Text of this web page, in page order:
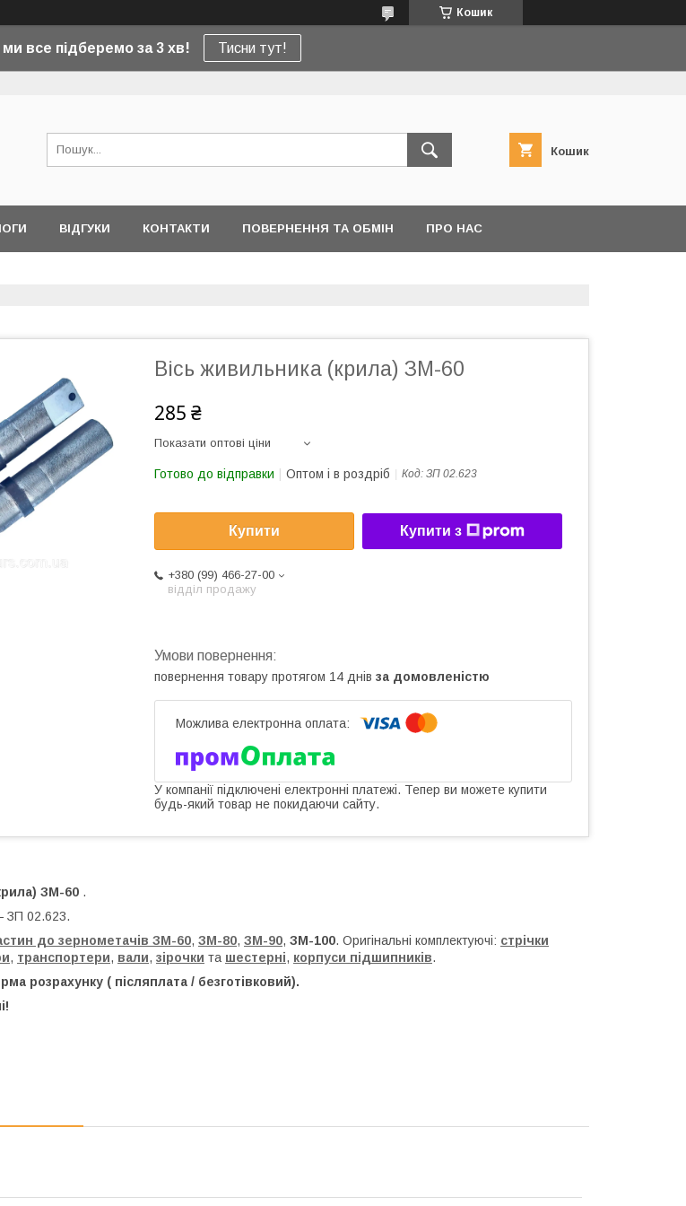
Кошик
все підберемо за 3 хв! Тисни тут!
Кошик
ВІДГУКИ КОНТАКТИ ПОВЕРНЕННЯ ТА ОБМІН ПРО НАС
Вісь живильника (крила) ЗМ-60
285 ₴
Показати оптові ціни
Готово до відправки Оптом і в роздріб Код: ЗП 02.623
Купити Купити з
+380 (99) 466-27-00
відділ продажу
повернення товару протягом 14 днів за домовленістю
У компанії підключені електронні платежі. Тепер ви можете купити
будь-який товар не покидаючи сайту.
ЗМ-60 .
ЗП 02.623.
до зернометачів ЗМ-60, ЗМ-80, ЗМ-90, ЗМ-100. Оригінальні комплектуючі: стрічки
, транспортери, вали, зірочки та шестерні, корпуси підшипників.
розрахунку ( післяплата / безготівковий).